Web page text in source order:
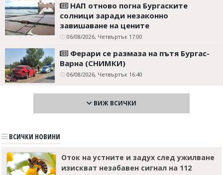
НАП отново погна Бургаските
солници заради незаконно
завишаване на цените
06/08/2026, Четвъртък 17:00
Ферари се размаза на пътя Бургас-
Варна (СНИМКИ)
06/08/2026, Четвъртък 16:40
ВИЖ ВСИЧКИ
ВСИЧКИ НОВИНИ
Оток на устните и задух след ужилване
изискват незабавен сигнал на 112